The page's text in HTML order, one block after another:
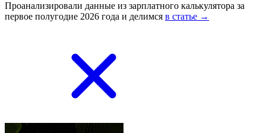
Проанализировали данные из зарплатного калькулятора за
первое полугодие 2026 года и делимся в статье →